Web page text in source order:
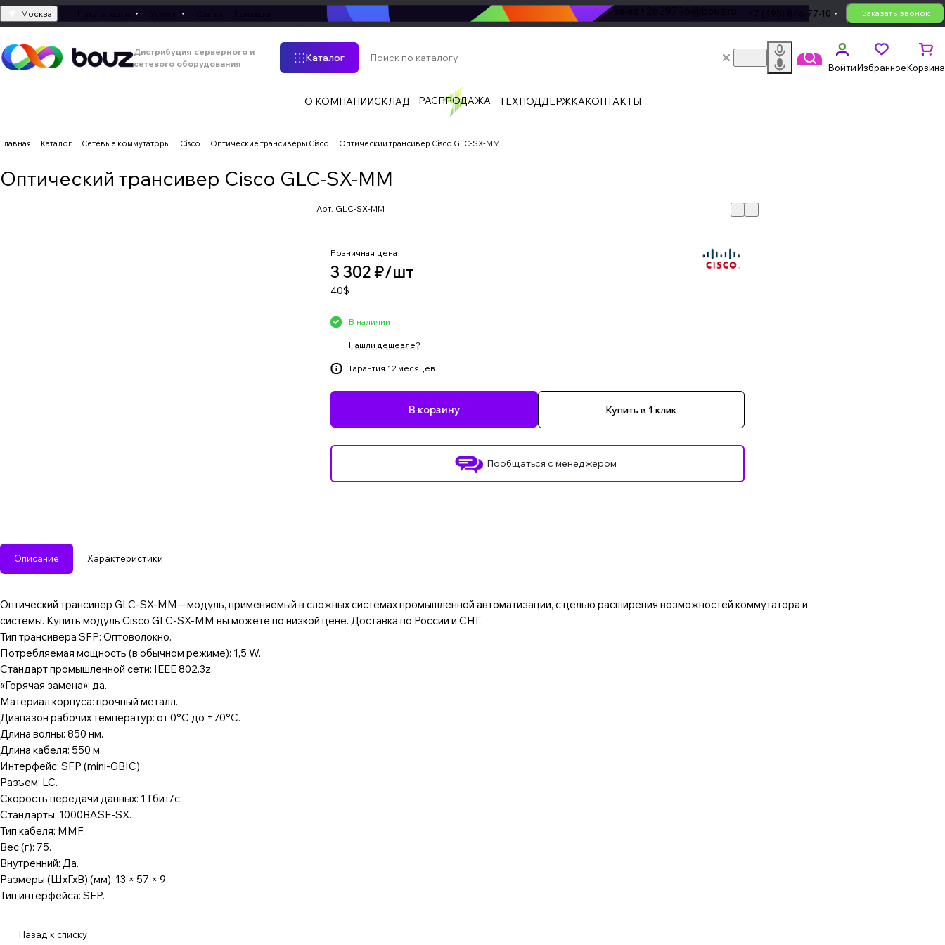
Москва Покупателям Услуги Статьи Контакты sales+2629796@bouz.ru +7 (495) 846-77-10 Заказать звонок
Дистрибуция серверного и
сетевого оборудования
Каталог
ВойтиИзбранноеКорзина
О КОМПАНИИСКЛАД РАСПРОДАЖА ТЕХПОДДЕРЖКАКОНТАКТЫ
Главная Каталог Сетевые коммутаторы Cisco Оптические трансиверы Cisco Оптический трансивер Cisco GLC-SX-MM
Оптический трансивер Cisco GLC-SX-MM
Арт. GLC-SX-MM
Розничная цена
3 302 ₽/шт
40$
В корзину Купить в 1 клик
Пообщаться с менеджером
В наличии
Нашли дешевле?
Гарантия 12 месяцев
Описание Характеристики
Оптический трансивер GLC-SX-MM – модуль, применяемый в сложных системах промышленной автоматизации, с целью расширения возможностей коммутатора и
системы. Купить модуль Cisco GLC-SX-MM вы можете по низкой цене. Доставка по России и СНГ.
Тип трансивера SFP: Оптоволокно.
Потребляемая мощность (в обычном режиме): 1,5 W.
Стандарт промышленной сети: IEEE 802.3z.
«Горячая замена»: да.
Материал корпуса: прочный металл.
Диапазон рабочих температур: от 0°C до +70°C.
Длина волны: 850 нм.
Длина кабеля: 550 м.
Интерфейс: SFP (mini-GBIC).
Разъем: LC.
Скорость передачи данных: 1 Гбит/с.
Стандарты: 1000BASE-SX.
Тип кабеля: MMF.
Вес (г): 75.
Внутренний: Да.
Размеры (ШхГхВ) (мм): 13 × 57 × 9.
Тип интерфейса: SFP.
Назад к списку